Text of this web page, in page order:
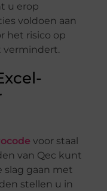
u erop
voldoen aan
het risico op
vermindert.
voor staal
van Qec kunt
slag gaan met
stellen u in